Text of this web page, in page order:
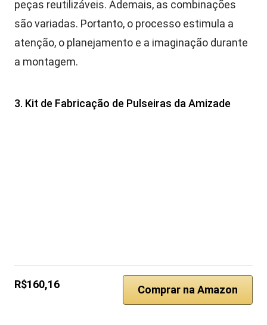
peças reutilizáveis. Ademais, as combinações
são variadas. Portanto, o processo estimula a
atenção, o planejamento e a imaginação durante
a montagem.
3. Kit de Fabricação de Pulseiras da Amizade
R$160,16 Comprar na Amazon